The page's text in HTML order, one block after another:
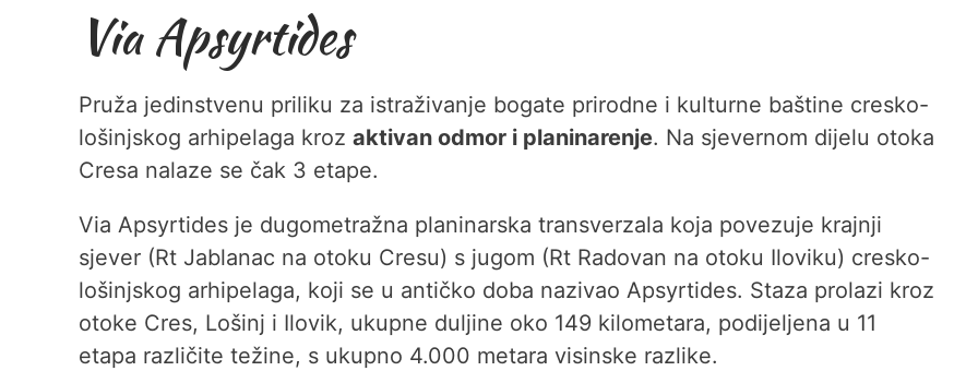
Via Apsyrtides
Pruža jedinstvenu priliku za istraživanje bogate prirodne i kulturne baštine cresko-
lošinjskog arhipelaga kroz aktivan odmor i planinarenje. Na sjevernom dijelu otoka
Cresa nalaze se čak 3 etape.
Via Apsyrtides je dugometražna planinarska transverzala koja povezuje krajnji
sjever (Rt Jablanac na otoku Cresu) s jugom (Rt Radovan na otoku Iloviku) cresko-
lošinjskog arhipelaga, koji se u antičko doba nazivao Apsyrtides. Staza prolazi kroz
otoke Cres, Lošinj i Ilovik, ukupne duljine oko 149 kilometara, podijeljena u 11
etapa različite težine, s ukupno 4.000 metara visinske razlike.